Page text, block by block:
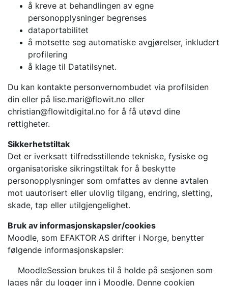
å kreve at behandlingen av egne
personopplysninger begrenses
dataportabilitet
å motsette seg automatiske avgjørelser, inkludert
profilering
å klage til Datatilsynet.
Du kan kontakte personvernombudet via profilsiden
din eller på lise.mari@flowit.no eller
christian@flowitdigital.no for å få utøvd dine
rettigheter.
Sikkerhetstiltak
Det er iverksatt tilfredsstillende tekniske, fysiske og
organisatoriske sikringstiltak for å beskytte
personopplysninger som omfattes av denne avtalen
mot uautorisert eller ulovlig tilgang, endring, sletting,
skade, tap eller utilgjengelighet.
Bruk av informasjonskapsler/cookies
Moodle, som EFAKTOR AS drifter i Norge, benytter
følgende informasjonskapsler:
MoodleSession brukes til å holde på sesjonen som
lages når du logger inn i Moodle. Denne cookien